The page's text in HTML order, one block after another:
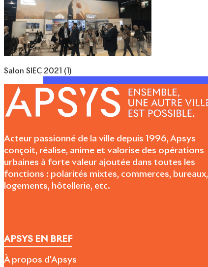
Salon SIEC 2021 (1)
Acteur passionné de la ville depuis 1996, Apsys
conçoit, réalise, anime et valorise des opérations
urbaines à forte valeur ajoutée dans toutes les
fonctions : polarités mixtes, commerces, bureaux,
logements, hôtellerie, etc.
APSYS EN BREF
À propos d'Apsys